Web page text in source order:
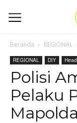
Beranda REGIONAL
REGIONAL DIY
Polisi
Pelaku